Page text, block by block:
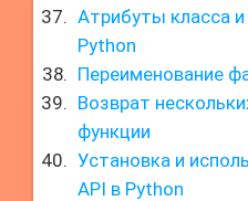
Атрибуты класса
Python
Переименование
Возврат
функции
Установка и
API в Python